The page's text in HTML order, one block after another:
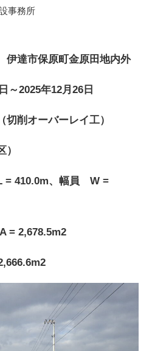
事務所
達市保原町金原田地内外
2025年12月26日
削オーバーレイ工）
、幅員 W =